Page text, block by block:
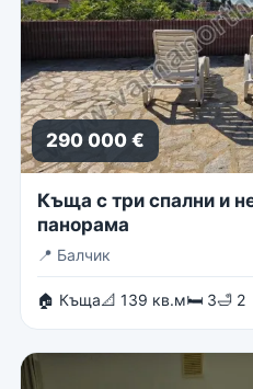
290 000 €
Къща с три спални и
панорама
📍 Балчик
🏠 Къща📐 139 кв.м🛏 3🛁 2